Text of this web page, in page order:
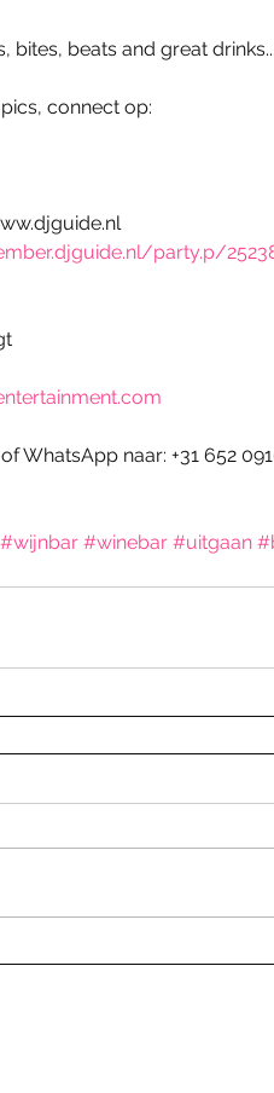
bites, beats and great
connect op:
party.p/
WhatsApp naar: +31 652
#wijnbar #winebar #uitgaan